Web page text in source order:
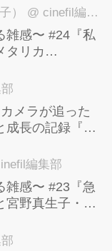
で開催中！
） @ cinefil編集部
雑感〜 #24『私
タリカ
メラが追った
成長の記録『ぼ
編集部
雑感〜 #23『急
宮野真生子・磯